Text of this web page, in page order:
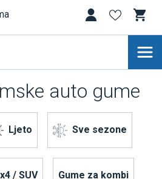
Ljeto Sve sezone
auto gume
/ SUV Gume za kombi